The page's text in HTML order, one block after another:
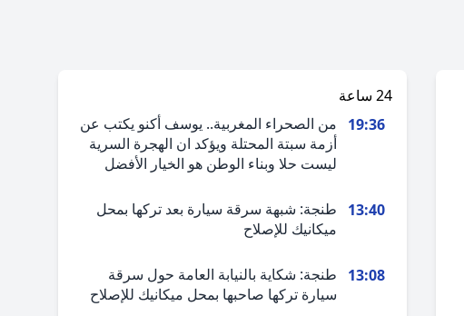
24 ساعة
19:36
من الصحراء المغربية.. يوسف أكنو يكتب عن
أزمة سبتة المحتلة ويؤكد ان الهجرة السرية
ليست حلا وبناء الوطن هو الخيار الأفضل
13:40
طنجة: شبهة سرقة سيارة بعد تركها بمحل
ميكانيك للإصلاح
13:08
طنجة: شكاية بالنيابة العامة حول سرقة
سيارة تركها صاحبها بمحل ميكانيك للإصلاح